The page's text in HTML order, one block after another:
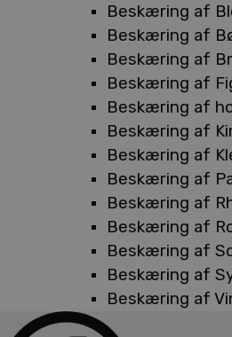
Beskæring af
Beskæring af
Beskæring af
Beskæring af
Beskæring af
Beskæring af
Beskæring af
Beskæring af
Beskæring af
Beskæring af
Beskæring af
Beskæring af
Beskæring af